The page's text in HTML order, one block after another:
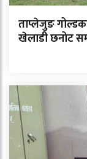
ताप्लेजुङ
खेलाडी छनोट